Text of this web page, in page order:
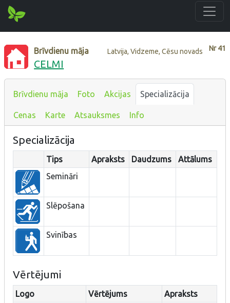
Nr41
Brīvdienu māja Latvija, Vidzeme, Cēsu novads
CELMI
Brīvdienu māja Foto Akcijas Specializācija
Cenas Karte Atsauksmes Info
Specializācija
Tips Apraksts Daudzums
Attālums
Semināri
Slēpošana
Svinības
Vērtējumi
Logo Vērtējums
Apraksts